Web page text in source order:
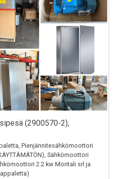
(2900570-2),
Pienjännitesähkömoottori
Sähkömoottori
2.2 kw Moritali srl ja